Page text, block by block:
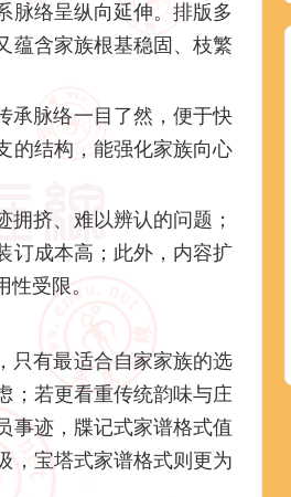
脉络呈纵向延伸。排版多
蕴含家族根基稳固、枝繁
承脉络一目了然，便于快
的结构，能强化家族向心
挤、难以辨认的问题；
订成本高；此外，内容扩
受限。
只有最适合自家家族的选
；若更看重传统韵味与庄
事迹，牒记式家谱格式值
，宝塔式家谱格式则更为